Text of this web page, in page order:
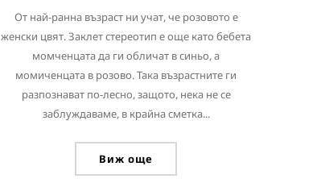
От най-ранна възраст ни учат, че розовото е
женски цвят. Заклет стереотип е още като бебета
момченцата да ги обличат в синьо, а
момиченцата в розово. Така възрастните ги
разпознават по-лесно, защото, нека не се
заблуждаваме, в крайна сметка...
Виж още